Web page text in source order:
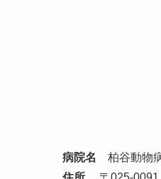
病院名
柏谷動物